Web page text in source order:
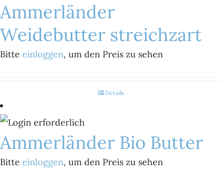
Ammerländer
Weidebutter streichzart
Bitte einloggen, um den Preis zu sehen
Details
Ammerländer Bio Butter
Bitte einloggen, um den Preis zu sehen